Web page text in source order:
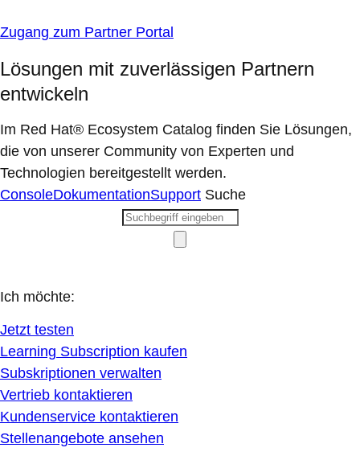
Zugang zum Partner Portal
Lösungen mit zuverlässigen Partnern
entwickeln
Im Red Hat® Ecosystem Catalog finden Sie Lösungen,
die von unserer Community von Experten und
Technologien bereitgestellt werden.
ConsoleDokumentationSupport Suche
Ich möchte:
Jetzt testen
Learning Subscription kaufen
Subskriptionen verwalten
Vertrieb kontaktieren
Kundenservice kontaktieren
Stellenangebote ansehen